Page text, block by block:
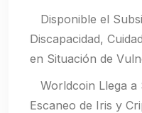
Disponible el
Discapacidad,
en Situación de
Worldcoin Llega a
Escaneo de Iris y